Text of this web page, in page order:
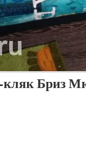
Бриз